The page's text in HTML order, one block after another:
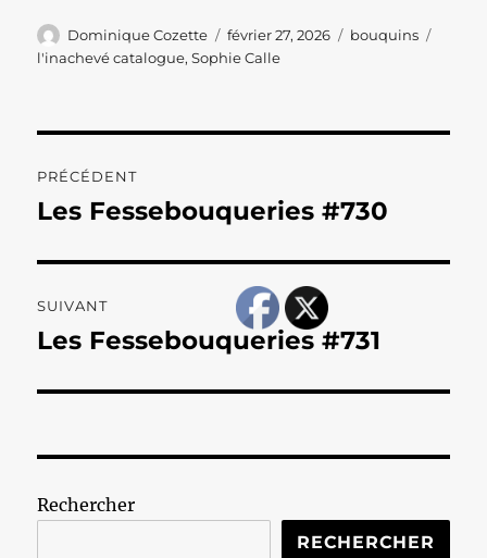
Auteur
Dominique Cozette
Publié
le
février 27, 2026 Catégories
bouquins
l'inachevé catalogue,Sophie Calle
de
PRÉCÉDENT
Publication
Les Fessebouqueries #730
SUIVANT
Publication
Les Fessebouqueries #731
Rechercher
RECHERCHER